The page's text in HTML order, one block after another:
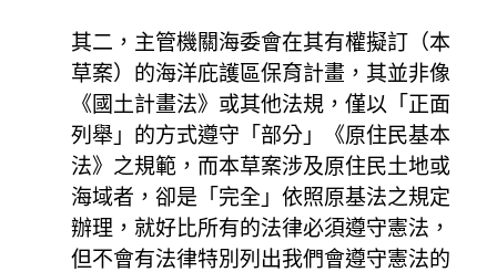
其二，主管機關海委會在其有權擬訂（本
草案）的海洋庇護區保育計畫，其並非像
《國土計畫法》或其他法規，僅以「正面
列舉」的方式遵守「部分」《原住民基本
法》之規範，而本草案涉及原住民土地或
海域者，卻是「完全」依照原基法之規定
辦理，就好比所有的法律必須遵守憲法，
但不會有法律特別列出我們會遵守憲法的